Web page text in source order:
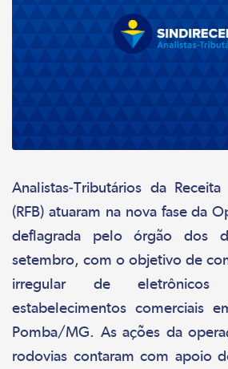
Analistas-Tributários da
(RFB) atuaram na nova fase da
deflagrada pelo órgão dos
setembro, com o objetivo de
irregular de eletrônicos
estabelecimentos comerciais
Pomba/MG. As ações da
rodovias contaram com apoio